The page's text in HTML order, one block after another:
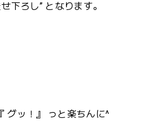
下ろし” となります。
グッ！』 っと楽ちんに^